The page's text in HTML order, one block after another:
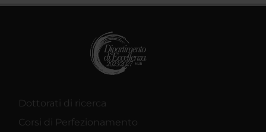
Dottorati di ricerca
Corsi di Perfezionamento